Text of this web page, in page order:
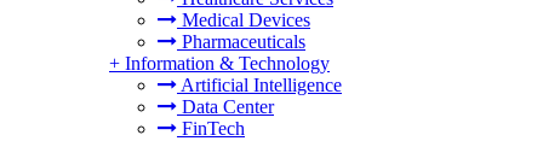
Medical Devices
Pharmaceuticals
+ Information & Technology
Artificial Intelligence
Data Center
FinTech